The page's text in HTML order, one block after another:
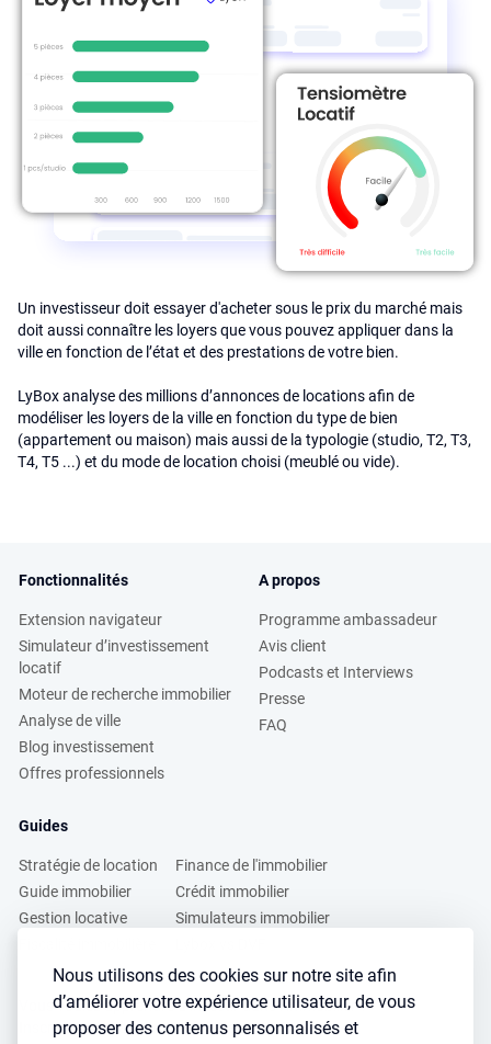
Nous utilisons des cookies sur notre site afin
d’améliorer votre expérience utilisateur, de vous
proposer des contenus personnalisés et
Un investisseur doit essayer d'acheter sous le prix du marché mais
doit aussi connaître les loyers que vous pouvez appliquer dans la
ville en fonction de l’état et des prestations de votre bien.
LyBox analyse des millions d’annonces de locations afin de
modéliser les loyers de la ville en fonction du type de bien
(appartement ou maison) mais aussi de la typologie (studio, T2, T3,
T4, T5 ...) et du mode de location choisi (meublé ou vide).
Fonctionnalités
Extension navigateur
Simulateur d’investissement
locatif
Moteur de recherche immobilier
Analyse de ville
Blog investissement
Offres professionnels
A propos
Programme ambassadeur
Avis client
Podcasts et Interviews
Presse
FAQ
Guides
Stratégie de location
Guide immobilier
Gestion locative
Finance de l'immobilier
Crédit immobilier
Simulateurs immobilier
Vous voulez apprendre à investir dans l’immobilier ?
Inscrivez vous à notre newsletter gratuite :